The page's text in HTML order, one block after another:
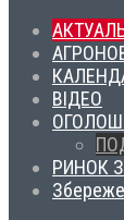
ВІДЕО
РИНОК